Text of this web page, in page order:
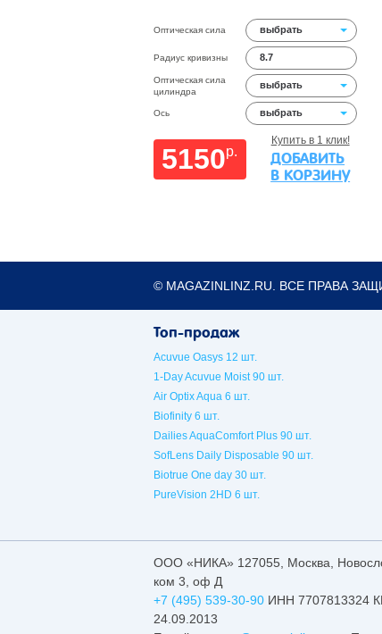
Оптическая сила выбрать
Радиус кривизны 8.7
Оптическая сила
цилиндра
выбрать
Ось выбрать
5150p.
Купить в 1 клик!
ДОБАВИТЬ
В КОРЗИНУ
© MAGAZINLINZ.RU. ВСЕ ПРАВА
Топ-продаж
Acuvue Oasys 12 шт.
1-Day Acuvue Moist 90 шт.
Air Optix Aqua 6 шт.
Biofinity 6 шт.
Dailies AquaComfort Plus 90 шт.
SofLens Daily Disposable 90 шт.
Biotrue One day 30 шт.
PureVision 2HD 6 шт.
ООО «НИКА» 127055 Москва
ком 3, оф Д
+7 (495) 539-30-90 ИНН 7707813324
24.09.2013